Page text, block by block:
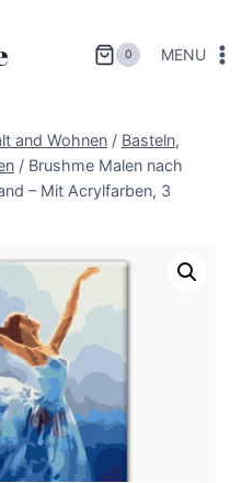
0 MENU
and Wohnen / Basteln,
/ Brushme Malen nach
– Mit Acrylfarben, 3